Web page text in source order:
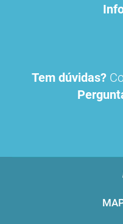
Tem dúvidas?